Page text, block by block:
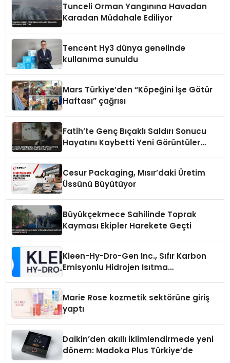
Tunceli Orman Yangınına Havadan
Karadan Müdahale Ediliyor
Tencent Hy3 dünya genelinde
kullanıma sunuldu
Mars Türkiye’den “Köpeğini İşe Götür
Haftası” çağrısı
Fatih’te Genç Bıçaklı Saldırı Sonucu
Hayatını Kaybetti Yeni Görüntüler
Cesur Packaging, Mısır’daki Üretim
Üssünü Büyütüyor
Büyükçekmece Sahilinde Toprak
Kayması Ekipler Harekete Geçti
Kleen-Hy-Dro-Gen Inc., Sıfır Karbon
Emisyonlu Hidrojen Isıtma
Marie Rose kozmetik sektörüne giriş
yaptı
Daikin’den akıllı iklimlendirmede yeni
dönem: Madoka Plus Türkiye’de